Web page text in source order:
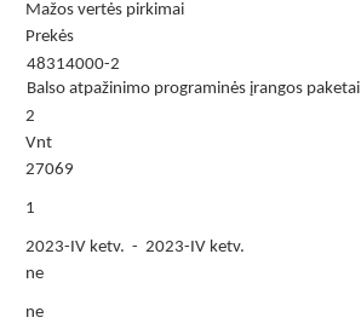
Mažos vertės pirkimai
Prekės
48314000-2
Balso atpažinimo programinės įrangos paketai
2
Vnt
27069
1
2023-IV ketv. - 2023-IV ketv.
ne
ne